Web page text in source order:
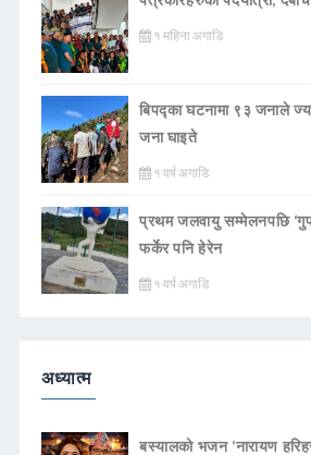
१ महिना अगाडि
बिपद्का घटनामा ९३ जनाले
जना घाइते
१ वर्ष अगाडि
प्रथम जलवायु सम्मेलनपछि
फर्केर पनि हेरेन
१ वर्ष अगाडि
अध्यात्म
बस्यालको भजन ‘नारायण